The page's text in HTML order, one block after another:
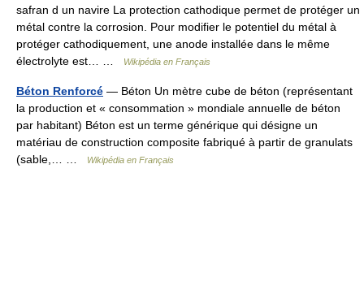
safran d un navire La protection cathodique permet de protéger un
métal contre la corrosion. Pour modifier le potentiel du métal à
protéger cathodiquement, une anode installée dans le même
électrolyte est… …
Wikipédia en Français
Béton Renforcé — Béton Un mètre cube de béton (représentant
la production et « consommation » mondiale annuelle de béton
par habitant) Béton est un terme générique qui désigne un
matériau de construction composite fabriqué à partir de granulats
(sable,… …
Wikipédia en Français